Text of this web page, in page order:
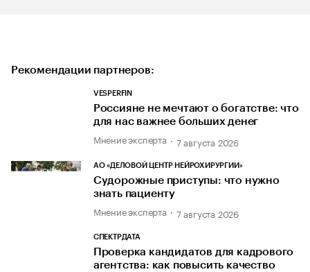
Рекомендации партнеров:
VESPERFIN
Россияне не мечтают о богатстве: что
для нас важнее больших денег
Мнение эксперта 7 августа 2026
АО «ДЕЛОВОЙ ЦЕНТР НЕЙРОХИРУРГИИ»
Судорожные приступы: что нужно
знать пациенту
Мнение эксперта 7 августа 2026
СПЕКТРДАТА
Проверка кандидатов для кадрового
агентства: как повысить качество